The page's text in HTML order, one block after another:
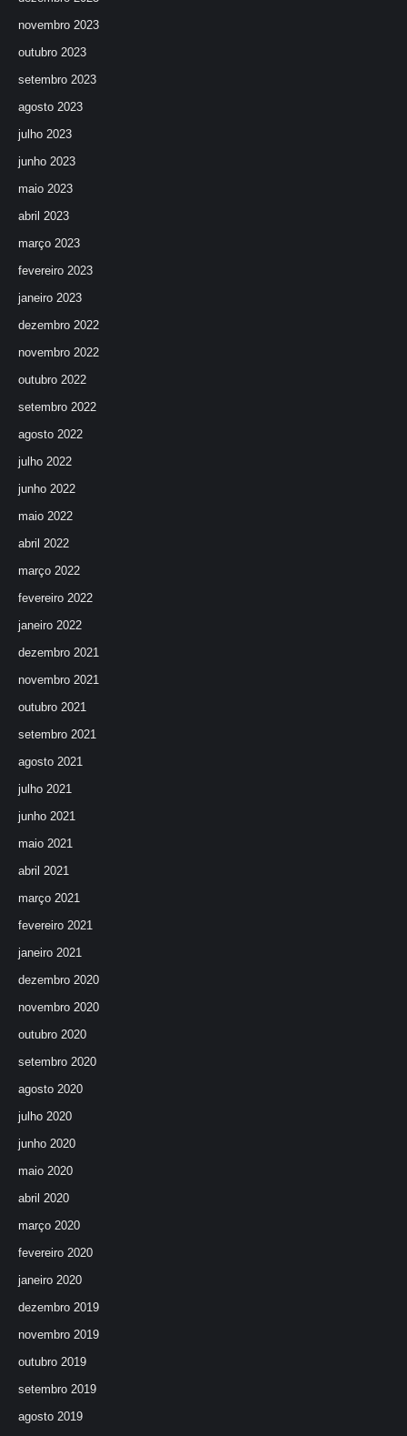
novembro 2023
outubro 2023
setembro 2023
agosto 2023
julho 2023
junho 2023
maio 2023
abril 2023
março 2023
fevereiro 2023
janeiro 2023
dezembro 2022
novembro 2022
outubro 2022
setembro 2022
agosto 2022
julho 2022
junho 2022
maio 2022
abril 2022
março 2022
fevereiro 2022
janeiro 2022
dezembro 2021
novembro 2021
outubro 2021
setembro 2021
agosto 2021
julho 2021
junho 2021
maio 2021
abril 2021
março 2021
fevereiro 2021
janeiro 2021
dezembro 2020
novembro 2020
outubro 2020
setembro 2020
agosto 2020
julho 2020
junho 2020
maio 2020
abril 2020
março 2020
fevereiro 2020
janeiro 2020
dezembro 2019
novembro 2019
outubro 2019
setembro 2019
agosto 2019